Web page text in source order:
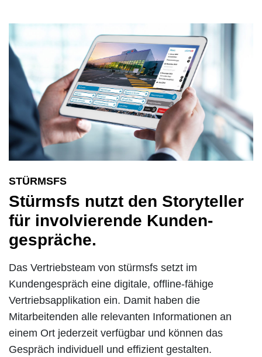
STÜRMSFS
Stürmsfs nutzt den Story­teller
für involvierende Kunden­
gespräche.
Das Vertriebsteam von stürmsfs setzt im
Kundengespräch eine digitale, offline-fähige
Vertriebsapplikation ein. Damit haben die
Mitarbeitenden alle relevanten Informationen an
einem Ort jederzeit verfügbar und können das
Gespräch individuell und effizient gestalten.